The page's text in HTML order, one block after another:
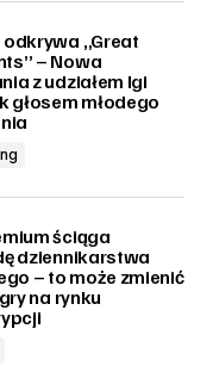
odkrywa „Great
– Nowa
z udziałem Igi
głosem młodego
ściąga
dziennikarstwa
– to może zmienić
na rynku